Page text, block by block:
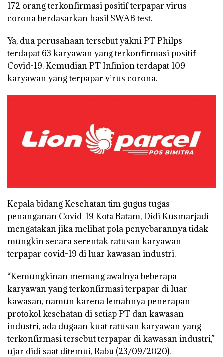
172 orang terkonfirmasi positif terpapar virus
corona berdasarkan hasil SWAB test.
Ya, dua perusahaan tersebut yakni PT Philps
terdapat 63 karyawan yang terkonfirmasi positif
Covid-19. Kemudian PT Infinion terdapat 109
karyawan yang terpapar virus corona.
Kepala bidang Kesehatan tim gugus tugas
penanganan Covid-19 Kota Batam, Didi Kusmarjadi
mengatakan jika melihat pola penyebarannya tidak
mungkin secara serentak ratusan karyawan
terpapar covid-19 di luar kawasan industri.
“Kemungkinan memang awalnya beberapa
karyawan yang terkonfirmasi terpapar di luar
kawasan, namun karena lemahnya penerapan
protokol kesehatan di setiap PT dan kawasan
industri, ada dugaan kuat ratusan karyawan yang
terkonfirmasi tersebut terpapar di kawasan industri,”
ujar didi saat ditemui, Rabu (23/09/2020).